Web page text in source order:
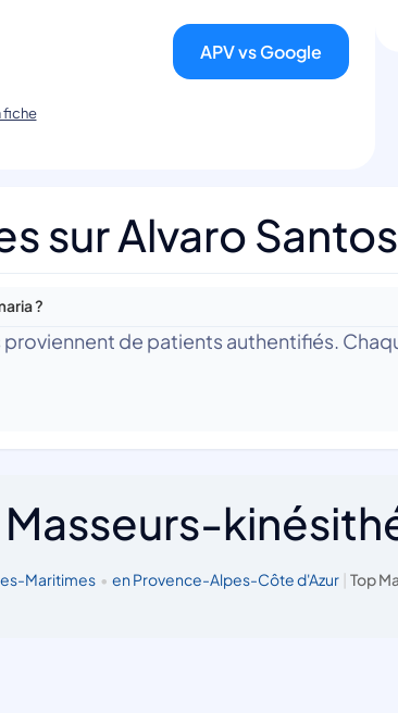
APV vs Google
fiche
sur Alvaro
?
proviennent de patients authentifiés.
Maritimes • en Provence-Alpes-Côte d'Azur | Top